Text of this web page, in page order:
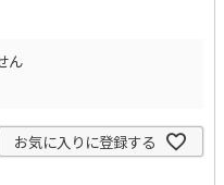
ん
お気に入りに登録する